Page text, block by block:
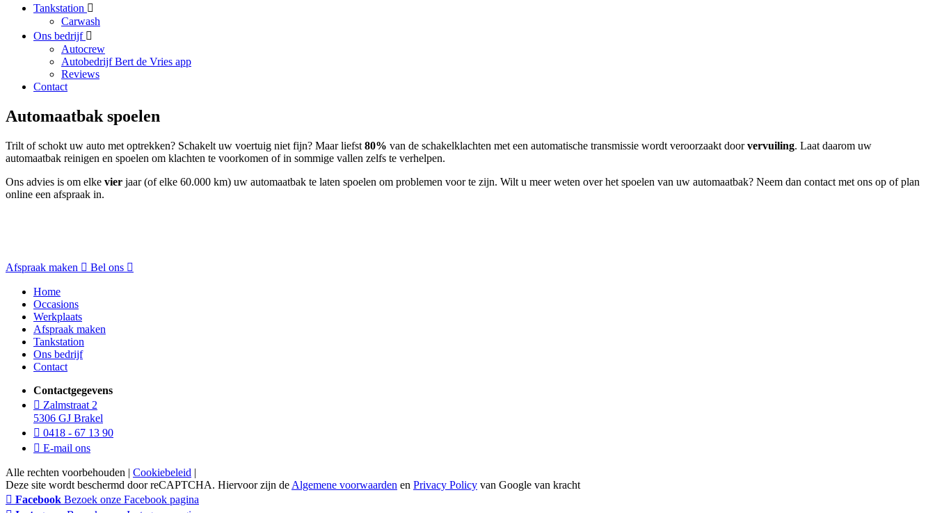
Tankstation
Carwash
Ons bedrijf
Autocrew
Autobedrijf Bert de Vries app
Reviews
Contact
Automaatbak spoelen
Trilt of schokt uw auto met optrekken? Schakelt uw voertuig niet fijn? Maar liefst 80% van de schakelklachten met een automatische transmissie wordt veroorzaakt doorvervuiling. Laat daarom uw
automaatbak reinigen en spoelen om klachten te voorkomen of in sommige vallen zelfs te verhelpen.
Ons advies is om elke vier jaar (of elke 60.000 km) uw automaatbak te laten spoelen om problemen voor te zijn. Wilt u meer weten over het spoelen van uw automaatbak? Neem dan contact met ons op of plan
online een afspraak in.
Afspraak maken Bel ons
Home
Occasions
Werkplaats
Afspraak maken
Tankstation
Ons bedrijf
Contact
Contactgegevens
Zalmstraat 2
5306 GJ Brakel
0418 - 67 13 90
E-mail ons
Alle rechten voorbehouden | Cookiebeleid |
Deze site wordt beschermd door reCAPTCHA. Hiervoor zijn de Algemene voorwaarden en Privacy Policy van Google van kracht
Facebook Bezoek onze Facebook pagina